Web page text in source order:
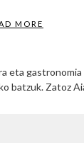
MORE
eta
batzuk. Zatoz